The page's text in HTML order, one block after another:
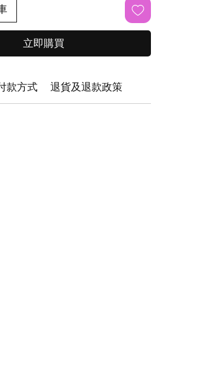
立即購買
款方式 退貨及退款政策